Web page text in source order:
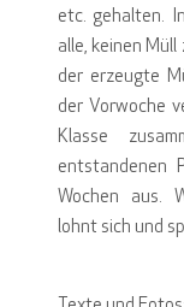
etc. gehalten.
alle, keinen
der erzeugte
der Vorwoche
Klasse
entstandenen
Wochen aus.
lohnt sich und